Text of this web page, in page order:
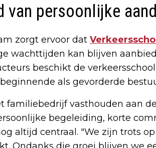
van persoonlijke
zorgt ervoor dat
wachttijden kan blijven
beschikt de
als gevorderde
familiebedrijf vasthouden aan
begeleiding, korte
altijd centraal. "We zijn trots